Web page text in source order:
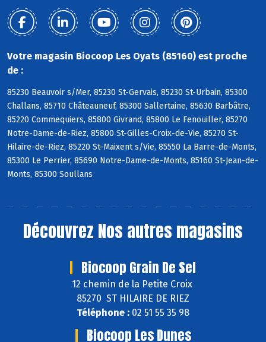
Votre magasin Biocoop Les Oyats (85160) est proche
de :
85230 Beauvoir s/Mer, 85230 St-Gervais, 85230 St-Urbain, 85300
Challans, 85710 Châteauneuf, 85300 Sallertaine, 85630 Barbâtre,
85220 Commequiers, 85800 Givrand, 85800 Le Fenouiller, 85270
Notre-Dame-de-Riez, 85800 St-Gilles-Croix-de-Vie, 85270 St-
Hilaire-de-Riez, 85220 St-Maixent s/Vie, 85550 La Barre-de-Monts,
85300 Le Perrier, 85690 Notre-Dame-de-Monts, 85160 St-Jean-de-
Monts, 85300 Soullans
Découvrez Nos autres magasins
Biocoop Grain De Sel
12 chemin de la Petite Croix
85270 ST HILAIRE DE RIEZ
Téléphone : 02 51 55 35 98
Biocoop Les Dunes